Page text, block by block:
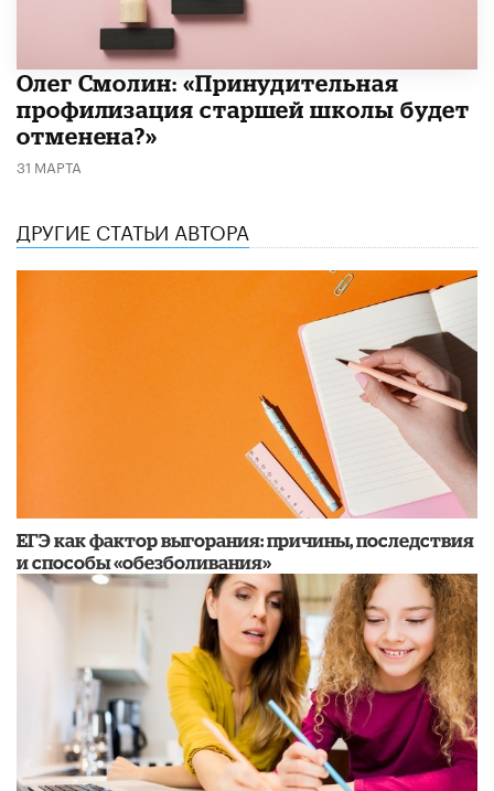
​Олег Смолин: «Принудительная
профилизация старшей школы будет
отменена?»
31 МАРТА
ДРУГИЕ СТАТЬИ АВТОРА
​ЕГЭ как фактор выгорания: причины, последствия
и способы «обезболивания»